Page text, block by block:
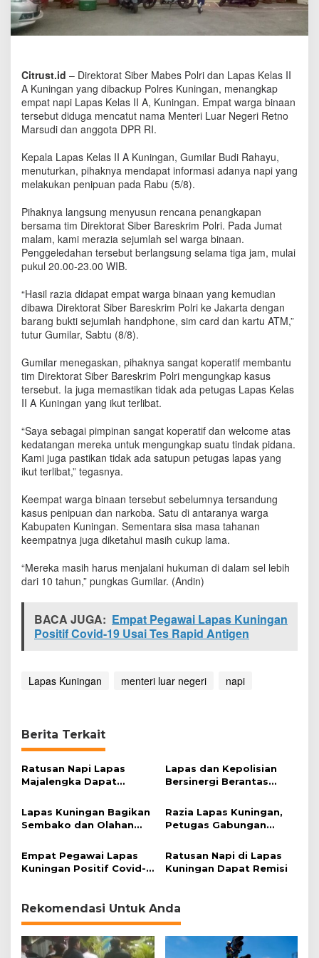
t
u
m
a
M
e
n
t
r
i
L
a
r
N
e
g
i
Citrust.id – Direktorat Siber Mabes Polri dan Lapas Kelas II
A Kuningan yang dibackup Polres Kuningan, menangkap
empat napi Lapas Kelas II A, Kuningan. Empat warga binaan
tersebut diduga mencatut nama Menteri Luar Negeri Retno
Marsudi dan anggota DPR RI.
Kepala Lapas Kelas II A Kuningan, Gumilar Budi Rahayu,
menuturkan, pihaknya mendapat informasi adanya napi yang
melakukan penipuan pada Rabu (5/8).
Pihaknya langsung menyusun rencana penangkapan
bersama tim Direktorat Siber Bareskrim Polri. Pada Jumat
malam, kami merazia sejumlah sel warga binaan.
Penggeledahan tersebut berlangsung selama tiga jam, mulai
pukul 20.00-23.00 WIB.
“Hasil razia didapat empat warga binaan yang kemudian
dibawa Direktorat Siber Bareskrim Polri ke Jakarta dengan
barang bukti sejumlah handphone, sim card dan kartu ATM,”
tutur Gumilar, Sabtu (8/8).
Gumilar menegaskan, pihaknya sangat koperatif membantu
tim Direktorat Siber Bareskrim Polri mengungkap kasus
tersebut. Ia juga memastikan tidak ada petugas Lapas Kelas
II A Kuningan yang ikut terlibat.
“Saya sebagai pimpinan sangat koperatif dan welcome atas
kedatangan mereka untuk mengungkap suatu tindak pidana.
Kami juga pastikan tidak ada satupun petugas lapas yang
ikut terlibat,” tegasnya.
Keempat warga binaan tersebut sebelumnya tersandung
kasus penipuan dan narkoba. Satu di antaranya warga
Kabupaten Kuningan. Sementara sisa masa tahanan
keempatnya juga diketahui masih cukup lama.
“Mereka masih harus menjalani hukuman di dalam sel lebih
dari 10 tahun,” pungkas Gumilar. (Andin)
BACA JUGA: Empat Pegawai Lapas Kuningan
Positif Covid-19 Usai Tes Rapid Antigen
Lapas Kuningan menteri luar negeri napi
Berita Terkait
Ratusan Napi Lapas
Majalengka Dapat
Lapas dan Kepolisian
Bersinergi Berantas
Lapas Kuningan Bagikan
Sembako dan Olahan
Razia Lapas Kuningan,
Petugas Gabungan
Berbahaya
Empat Pegawai Lapas
Kuningan Positif Covid-
Ratusan Napi di Lapas
Kuningan Dapat Remisi
Rekomendasi Untuk Anda